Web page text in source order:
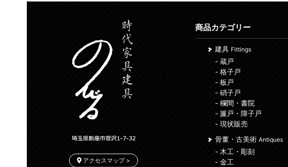
アクセスマップ >
商品カテゴリー
建具 Fittings
- 蔵戸
- 格子戸
- 板戸
- 硝子戸
- 欄間・書院
- 簾戸・障子戸
- 現状販売
骨董・古美術 Antiques
- 木工・彫刻
- 金工